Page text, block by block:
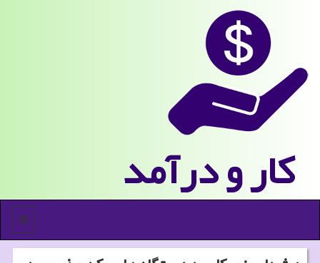
كار و درآمد
منو